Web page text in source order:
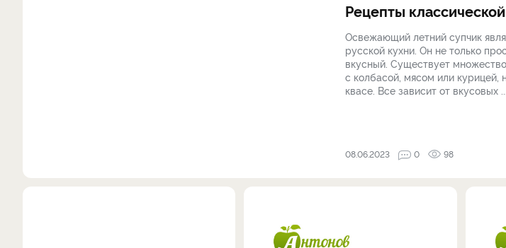
Рецепты
Освежающий летний супчик
русской кухни. Он не только
вкусный. Существует
с колбасой, мясом или курицей,
квасе. Все зависит от вкусовых ...
08.06.2023 0 98